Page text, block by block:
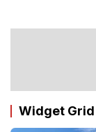
Widget Grid